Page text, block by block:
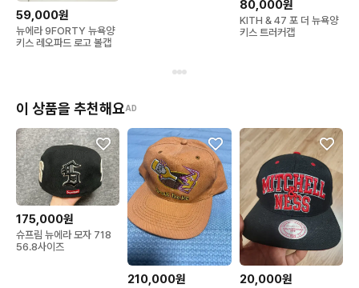
59,000원
뉴에라 9FORTY 뉴욕양
키스 레오파드 로고 볼캡
80,000원
KITH & 47 포 더 뉴욕양
키스 트러커캡
이 상품을 추천해요AD
175,000원
슈프림 뉴에라 모자 718
56.8사이즈
210,000원 20,000원